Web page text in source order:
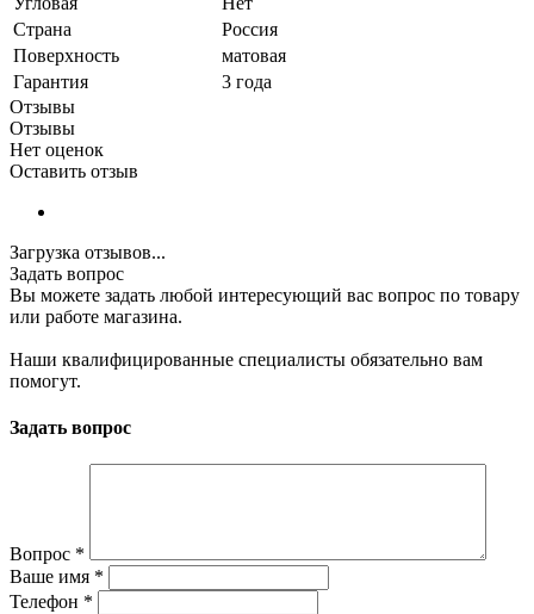
Страна
Россия
Поверхность
матовая
Гарантия
3 года
Отзывы
Отзывы
Нет оценок
Оставить отзыв
Загрузка отзывов...
Задать вопрос
Вы можете задать любой интересующий вас вопрос по товару
или работе магазина.
Наши квалифицированные специалисты обязательно вам
помогут.
Задать вопрос
Вопрос *
Ваше имя *
Телефон *